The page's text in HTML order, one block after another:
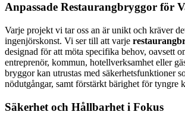
Anpassade Restaurangbryggor för
Varje projekt vi tar oss an är unikt och kräver
ingenjörskonst. Vi ser till att varje
designad för att möta specifika behov, oavsett
entreprenör, kommun, hotellverksamhet eller
bryggor kan utrustas med säkerhetsfunktioner
nödutgångar, samt förstärkt bärighet för tyngre
Säkerhet och Hållbarhet i Fokus